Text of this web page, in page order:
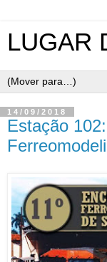
LUGAR
14/09/2018
Estação